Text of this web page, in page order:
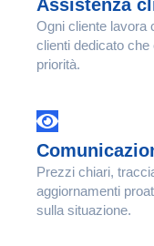
Assistenza
Ogni cliente lavora
clienti dedicato
priorità.
Prezzi chiari,
aggiornamenti
sulla situazione.